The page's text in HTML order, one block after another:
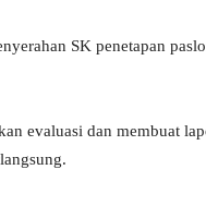
SK penetapan
evaluasi dan membuat